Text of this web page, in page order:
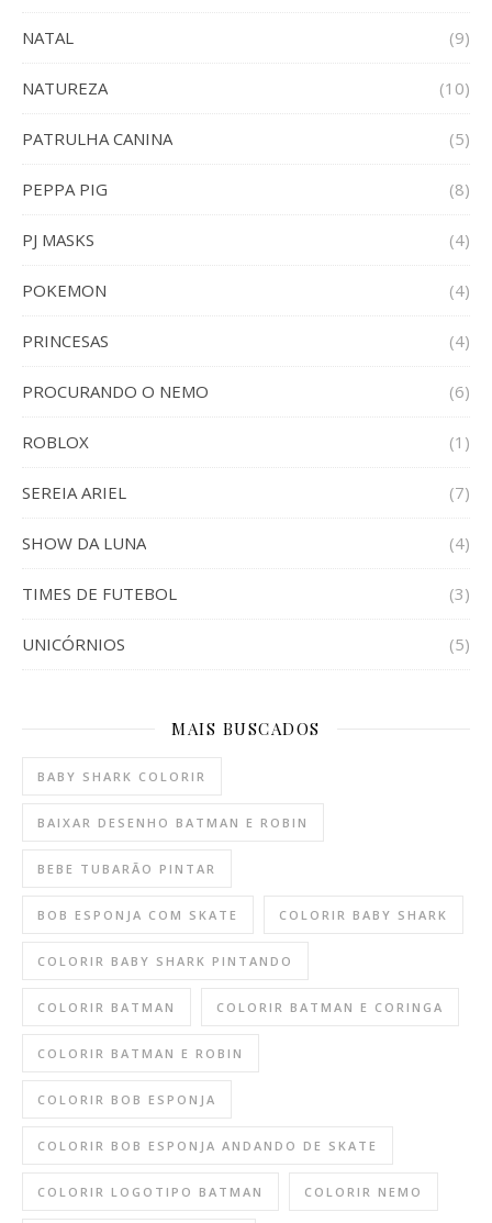
NATAL (9)
NATUREZA (10)
PATRULHA CANINA (5)
PEPPA PIG (8)
PJ MASKS (4)
POKEMON (4)
PRINCESAS (4)
PROCURANDO O NEMO (6)
ROBLOX (1)
SEREIA ARIEL (7)
SHOW DA LUNA (4)
TIMES DE FUTEBOL (3)
UNICÓRNIOS (5)
MAIS BUSCADOS
BABY SHARK COLORIR
BAIXAR DESENHO BATMAN E ROBIN
BEBE TUBARÃO PINTAR
BOB ESPONJA COM SKATE COLORIR BABY SHARK
COLORIR BABY SHARK PINTANDO
COLORIR BATMAN COLORIR BATMAN E CORINGA
COLORIR BATMAN E ROBIN
COLORIR BOB ESPONJA
COLORIR BOB ESPONJA ANDANDO DE SKATE
COLORIR LOGOTIPO BATMAN COLORIR NEMO